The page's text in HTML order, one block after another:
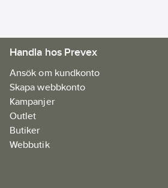
Handla hos Prevex
Ansök om kundkonto
Skapa webbkonto
Kampanjer
Outlet
Butiker
Webbutik